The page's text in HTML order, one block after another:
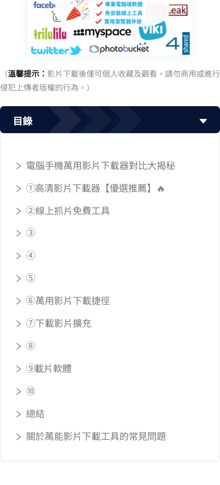
（溫馨提示： 影片下載後僅可個人收藏及觀看，請勿商用或進行
侵犯上傳者版權的行為。 ）
目錄
電腦/手機萬用影片下載器對比大揭秘
① VideoHunter 高清影片下載器【優選推薦】🔥
② OnlineDownloader 線上抓片免費工具
③ Ummy
④ Save The Video
⑤ VideoFK
⑥ iOS 萬用影片下載捷徑
⑦ Stream Recorder 下載影片 Chrome 擴充
⑧ Video DownloadHelper
⑨ iMyFone Topclipper 載片軟體
⑩ Freemake Video Downloader
總結
關於萬能影片下載工具的常見問題